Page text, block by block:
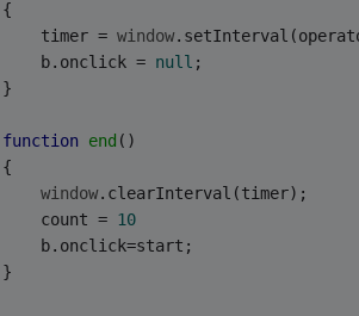
{
    timer =
window
    b.onclick =
null ;
}
function end ( )
{
window.clearInterval(timer);
    count =
10
    b.onclick=start;
}